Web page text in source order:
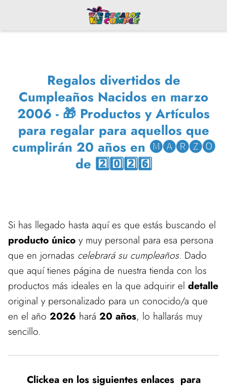
Regalos divertidos de
Cumpleaños Nacidos en marzo
2006 - 🎁 Productos y Artículos
para regalar para aquellos que
cumplirán 20 años en 🅜🅐🅡🅩🅞
de 2️⃣0️⃣2️⃣6️⃣
Si has llegado hasta aquí es que estás buscando el
producto único y muy personal para esa persona
que en jornadas celebrará su cumpleaños. Dado
que aquí tienes página de nuestra tienda con los
productos más ideales en la que adquirir el detalle
original y personalizado para un conocido/a que
en el año 2026 hará 20 años, lo hallarás muy
sencillo.
Clickea en los siguientes enlaces para